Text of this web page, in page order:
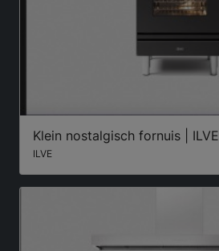
Klein nostalgisch fornuis | ILVE
ILVE